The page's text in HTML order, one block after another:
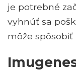
je potrebné
vyhnúť sa
môže spôsobiť